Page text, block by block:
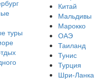
туры
Китай
Мальдивы
Марокко
ОАЭ
Таиланд
Тунис
Турция
Шри-Ланка